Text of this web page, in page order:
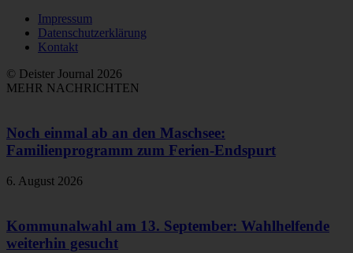
Impressum
Datenschutzerklärung
Kontakt
© Deister Journal 2026
MEHR NACHRICHTEN
Noch einmal ab an den Maschsee:
Familienprogramm zum Ferien-Endspurt
6. August 2026
Kommunalwahl am 13. September: Wahlhelfende
weiterhin gesucht